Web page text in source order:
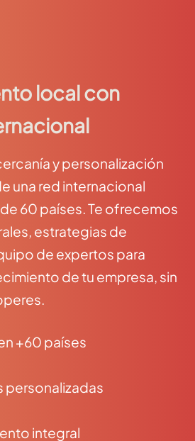
local con
y personalización
una red internacional
60 países. Te ofrecemos
estrategias de
de expertos para
de tu empresa, sin
+60 países
personalizadas
integral